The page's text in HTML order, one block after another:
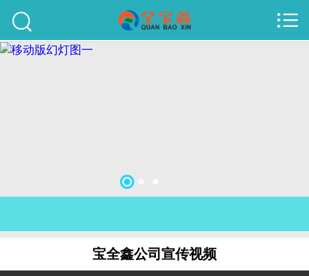
关于我们
联系我们
51La


宝全鑫公司宣传视频